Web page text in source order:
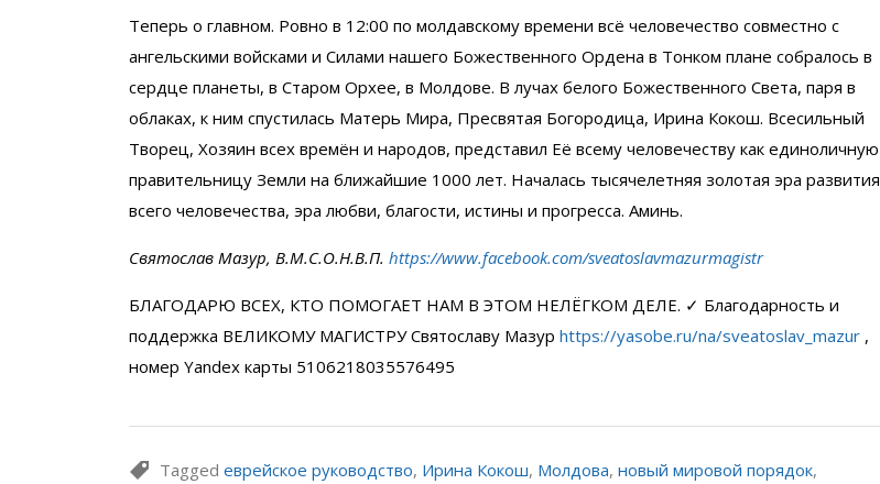
Теперь о главном. Ровно в 12:00 по молдавскому времени всё человечество совместно с
ангельскими войсками и Силами нашего Божественного Ордена в Тонком плане собралось в
сердце планеты, в Старом Орхее, в Молдове. В лучах белого Божественного Света, паря в
облаках, к ним спустилась Матерь Мира, Пресвятая Богородица, Ирина Кокош. Всесильный
Творец, Хозяин всех времён и народов, представил Её всему человечеству как единоличную
правительницу Земли на ближайшие 1000 лет. Началась тысячелетняя золотая эра развития
всего человечества, эра любви, благости, истины и прогресса. Аминь.
Святослав Мазур, В.М.С.О.Н.В.П. https://www.facebook.com/sveatoslavmazurmagistr
БЛАГОДАРЮ ВСЕХ, КТО ПОМОГАЕТ НАМ В ЭТОМ НЕЛЁГКОМ ДЕЛЕ. ✓ Благодарность и
поддержка ВЕЛИКОМУ МАГИСТРУ Святославу Мазур https://yasobe.ru/na/sveatoslav_mazur ,
номер Yandex карты 5106218035576495
Tagged еврейское руководство, Ирина Кокош, Молдова, новый мировой порядок,